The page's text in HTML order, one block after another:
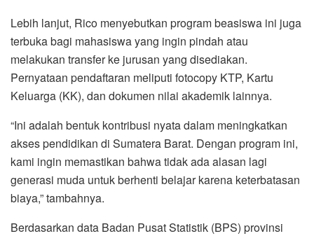
Lebih lanjut, Rico menyebutkan program beasiswa ini juga
terbuka bagi mahasiswa yang ingin pindah atau
melakukan transfer ke jurusan yang disediakan.
Pernyataan pendaftaran meliputi fotocopy KTP, Kartu
Keluarga (KK), dan dokumen nilai akademik lainnya.
“Ini adalah bentuk kontribusi nyata dalam meningkatkan
akses pendidikan di Sumatera Barat. Dengan program ini,
kami ingin memastikan bahwa tidak ada alasan lagi
generasi muda untuk berhenti belajar karena keterbatasan
biaya,” tambahnya.
Berdasarkan data Badan Pusat Statistik (BPS) provinsi